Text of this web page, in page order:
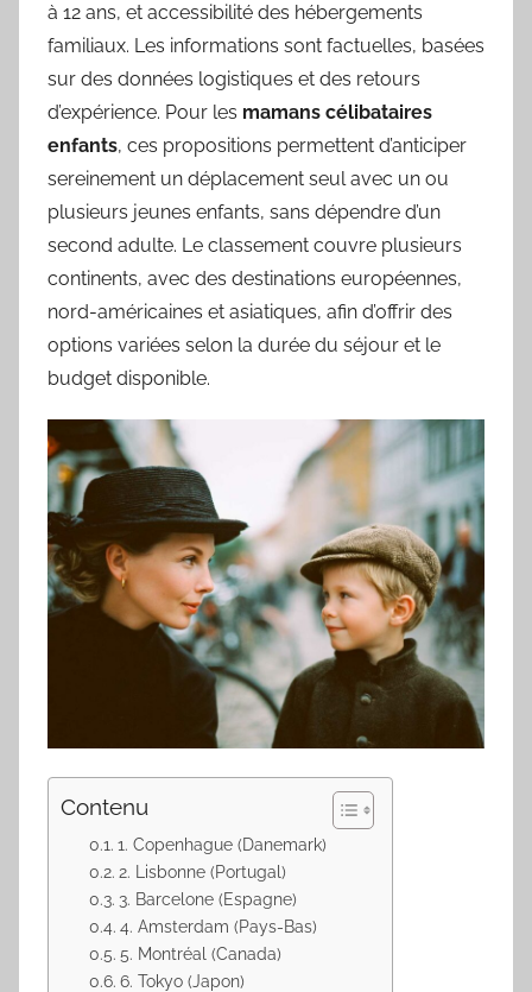
à 12 ans, et accessibilité des hébergements
familiaux. Les informations sont factuelles, basées
sur des données logistiques et des retours
d’expérience. Pour les mamans célibataires
enfants, ces propositions permettent d’anticiper
sereinement un déplacement seul avec un ou
plusieurs jeunes enfants, sans dépendre d’un
second adulte. Le classement couvre plusieurs
continents, avec des destinations européennes,
nord-américaines et asiatiques, afin d’offrir des
options variées selon la durée du séjour et le
budget disponible.
Contenu
1. Copenhague (Danemark)
2. Lisbonne (Portugal)
3. Barcelone (Espagne)
4. Amsterdam (Pays-Bas)
5. Montréal (Canada)
6. Tokyo (Japon)